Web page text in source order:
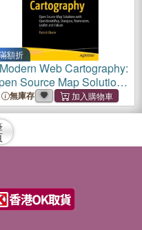
額折
Modern Web Cartography:
Source Map Solutions
Openstreetmap,
Nominatim,
無庫存